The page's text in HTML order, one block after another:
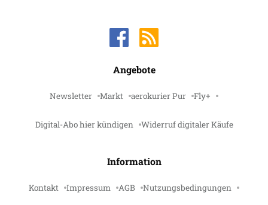
Angebote
Newsletter Markt aerokurier Pur Fly+
Digital-Abo hier kündigen Widerruf digitaler Käufe
Information
Kontakt Impressum AGB Nutzungsbedingungen